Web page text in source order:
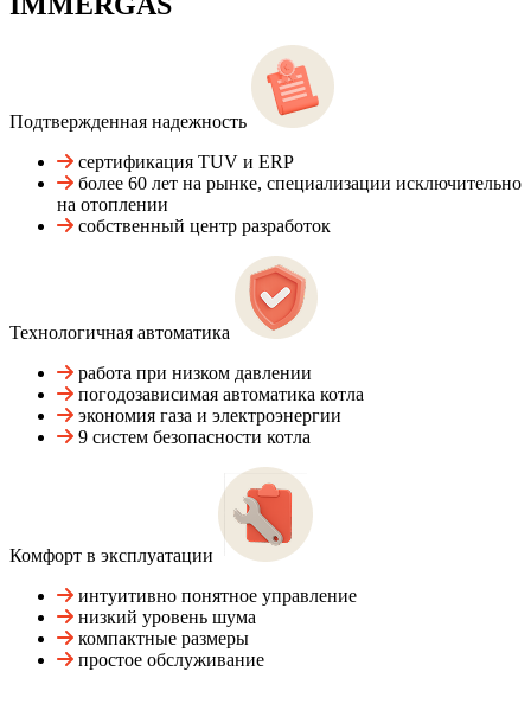
Подтвержденная надежность
сертификация TUV и ERP
более 60 лет на рынке, специализации исключительно
на отоплении
собственный центр разработок
Технологичная автоматика
работа при низком давлении
погодозависимая автоматика котла
экономия газа и электроэнергии
9 систем безопасности котла
Комфорт в эксплуатации
интуитивно понятное управление
низкий уровень шума
компактные размеры
простое обслуживание